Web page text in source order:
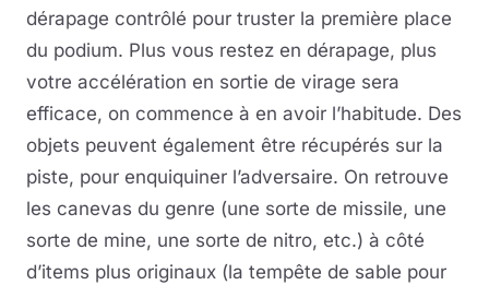
dérapage contrôlé pour truster la première place
du podium. Plus vous restez en dérapage, plus
votre accélération en sortie de virage sera
efficace, on commence à en avoir l’habitude. Des
objets peuvent également être récupérés sur la
piste, pour enquiquiner l’adversaire. On retrouve
les canevas du genre (une sorte de missile, une
sorte de mine, une sorte de nitro, etc.) à côté
d’items plus originaux (la tempête de sable pour